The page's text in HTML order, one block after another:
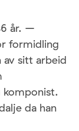
år. –
formidling
av sitt arbeid
komponist.
da han